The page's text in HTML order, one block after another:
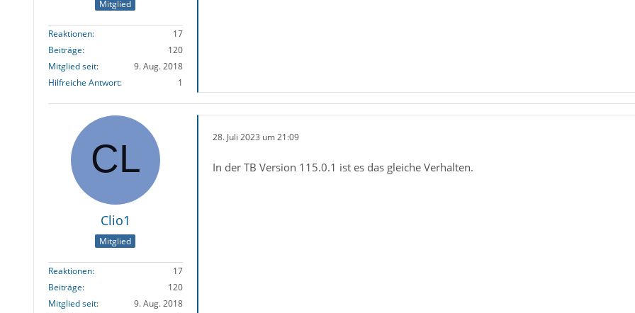
Mitglied
Reaktionen
17
Beiträge
120
Mitglied seit
9. Aug. 2018
Hilfreiche Antwort
1
Clio1
Mitglied
Reaktionen
17
Beiträge
120
Mitglied seit
9. Aug. 2018
28. Juli 2023 um 21:09
In der TB Version 115.0.1 ist es das gleiche Verhalten.